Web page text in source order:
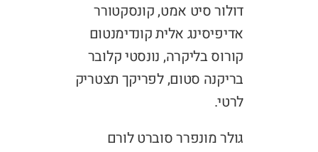
דולור סיט אמט, קונסקטורר
אדיפיסינג אלית קונדימנטום
קורוס בליקרה, נונסטי קלובר
בריקנה סטום, לפריקך תצטריק
לרטי.
גולר מונפרר סוברט לורם